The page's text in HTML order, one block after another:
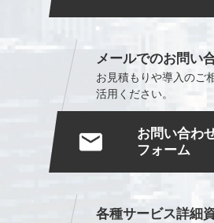
メールでのお問い
お見積もりや導入のご
活用ください。
お問い合わ
フォーム
各種サービス詳細